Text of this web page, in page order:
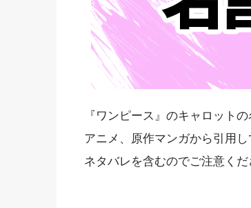
『ワンピース』のキャロット
アニメ、原作マンガから引用し
ネタバレを含むのでご注意くだ